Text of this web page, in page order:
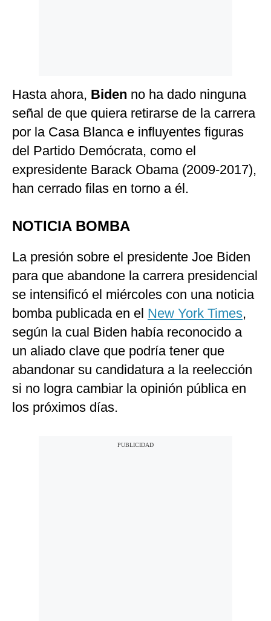
Hasta ahora, Biden no ha dado ninguna
señal de que quiera retirarse de la carrera
por la Casa Blanca e influyentes figuras
del Partido Demócrata, como el
expresidente Barack Obama (2009-2017),
han cerrado filas en torno a él.
NOTICIA BOMBA
La presión sobre el presidente Joe Biden
para que abandone la carrera presidencial
se intensificó el miércoles con una noticia
bomba publicada en el New York Times,
según la cual Biden había reconocido a
un aliado clave que podría tener que
abandonar su candidatura a la reelección
si no logra cambiar la opinión pública en
los próximos días.